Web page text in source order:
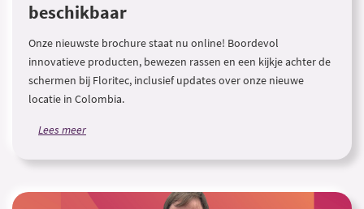
beschikbaar
Onze nieuwste brochure staat nu online! Boordevol
innovatieve producten, bewezen rassen en een kijkje achter de
schermen bij Floritec, inclusief updates over onze nieuwe
locatie in Colombia.
Lees meer